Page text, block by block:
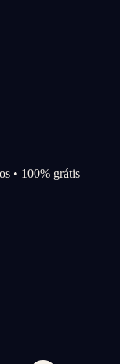
• 100% grátis